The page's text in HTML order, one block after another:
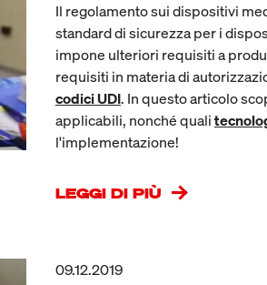
Il regolamento sui dispositivi
standard di sicurezza per i
impone ulteriori requisiti a
requisiti in materia di
codici UDI. In questo articolo
applicabili, nonché quali
l'implementazione!
LEGGI DI PIÙ
09.12.2019